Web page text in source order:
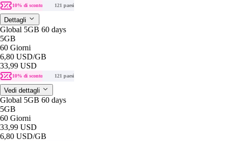
10% di sconto 121 paesi
Dettagli
Global 5GB 60 days
5GB
60 Giorni
6,80 USD/GB
33,99 USD
10% di sconto 121 paesi
Vedi dettagli
Global 5GB 60 days
5GB
60 Giorni
33,99 USD
6,80 USD/GB